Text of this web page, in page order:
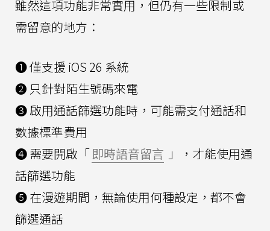
雖然這項功能非常實用，但仍有一些限制或
需留意的地方：
❶ 僅支援 iOS 26 系統
❷ 只針對陌生號碼來電
❸ 啟用通話篩選功能時，可能需支付通話和
數據標準費用
❹ 需要開啟「即時語音留言 」，才能使用通
話篩選功能
❺ 在漫遊期間，無論使用何種設定，都不會
篩選通話